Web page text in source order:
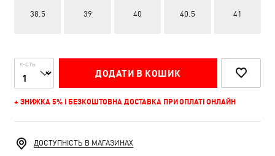
38.5 39 40 40.5 41
К-СТЬ
ДОДАТИ В КОШИК
+ ЗНИЖКА 5% І БЕЗКОШТОВНА ДОСТАВКА ПРИ ОПЛАТІ ОНЛАЙН
ДОСТУПНІСТЬ В МАГАЗИНАХ